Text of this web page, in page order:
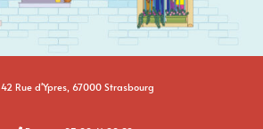
42 Rue d'Ypres, 67000 Strasbourg